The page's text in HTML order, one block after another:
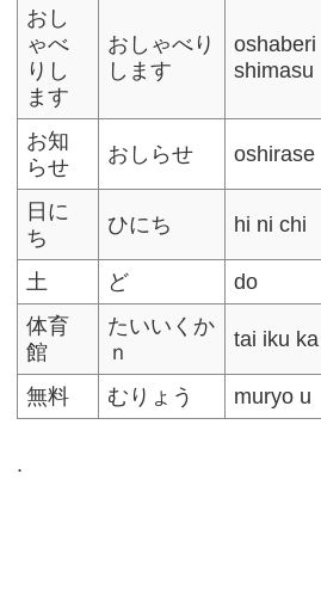
おし
ゃべ
りし
ます
おしゃべり
します
oshaberi
shimasu
お知
らせ
おしらせ oshirase
日に
ち
ひにち hi ni chi
土 ど do
体育
館
たいいくか
ｎ
tai iku
無料 むりょう muryo u
.